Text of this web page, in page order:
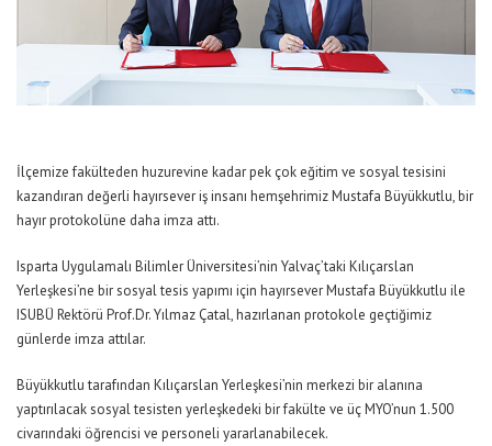
İlçemize fakülteden huzurevine kadar pek çok eğitim ve sosyal tesisini
kazandıran değerli hayırsever iş insanı hemşehrimiz Mustafa Büyükkutlu, bir
hayır protokolüne daha imza attı.
Isparta Uygulamalı Bilimler Üniversitesi’nin Yalvaç’taki Kılıçarslan
Yerleşkesi’ne bir sosyal tesis yapımı için hayırsever Mustafa Büyükkutlu ile
ISUBÜ Rektörü Prof.Dr. Yılmaz Çatal, hazırlanan protokole geçtiğimiz
günlerde imza attılar.
Büyükkutlu tarafından Kılıçarslan Yerleşkesi’nin merkezi bir alanına
yaptırılacak sosyal tesisten yerleşkedeki bir fakülte ve üç MYO’nun 1.500
civarındaki öğrencisi ve personeli yararlanabilecek.